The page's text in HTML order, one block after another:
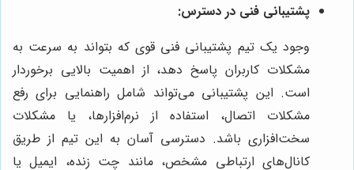
پشتیبانی فنی در دسترس:
وجود یک تیم پشتیبانی فنی قوی که بتواند به سرعت به
مشکلات کاربران پاسخ دهد، از اهمیت بالایی برخوردار
است. این پشتیبانی می‌تواند شامل راهنمایی برای رفع
مشکلات اتصال، استفاده از نرم‌افزارها، یا مشکلات
سخت‌افزاری باشد. دسترسی آسان به این تیم از طریق
کانال‌های ارتباطی مشخص، مانند چت زنده، ایمیل یا